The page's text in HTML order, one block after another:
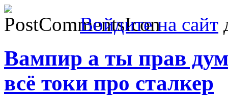
Войдите на сайт
Вампир а ты прав
всё токи про сталкер